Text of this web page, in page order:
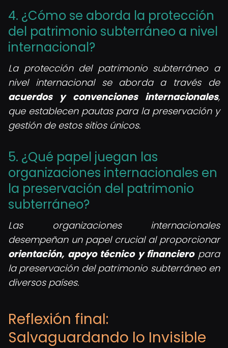
4. ¿Cómo se aborda la protección
del patrimonio subterráneo a nivel
internacional?
La protección del patrimonio subterráneo a
nivel internacional se aborda a través de
acuerdos y convenciones internacionales,
que establecen pautas para la preservación y
gestión de estos sitios únicos.
5. ¿Qué papel juegan las
organizaciones internacionales en
la preservación del patrimonio
subterráneo?
Las organizaciones internacionales
desempeñan un papel crucial al proporcionar
orientación, apoyo técnico y financieropara
la preservación del patrimonio subterráneo en
diversos países.
Reflexión final:
Salvaguardando lo Invisible